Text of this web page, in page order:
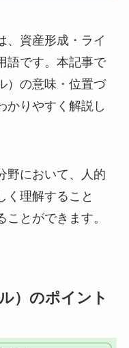
、資産形成・ライ
語です。本記事で
）の意味・位置づ
かりやすく解説し
野において、人的
く理解すること
とができます。
）のポイント